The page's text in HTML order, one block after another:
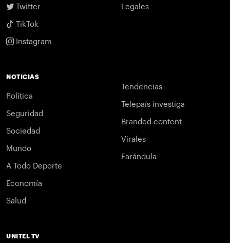
Twitter
TikTok
Instagram
Legales
NOTICIAS
Política
Seguridad
Sociedad
Mundo
A Todo Deporte
Economía
Salud
Tendencias
Telepaís investiga
Branded content
Virales
Farándula
UNITEL TV